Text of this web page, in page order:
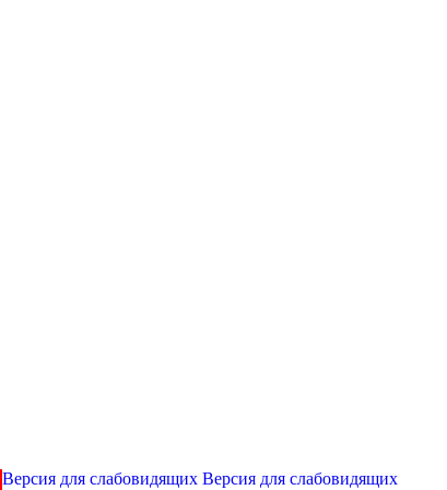
Версия для слабовидящихВерсия для слабовидящих